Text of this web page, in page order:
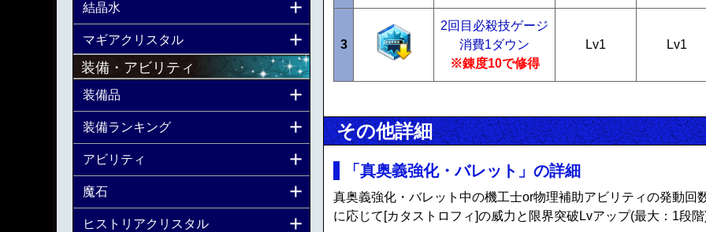
3
2回目必殺技ゲージ
消費1ダウン
※錬度10で修得
Lv1 Lv1
その他詳細
「真奥義強化・バレット」の詳細
真奥義強化・バレット中の機工士or物理補助アビリティの発動回
に応じて[カタストロフィ]の威力と限界突破Lvアップ(最大：1段
結晶水
マギアクリスタル
装備・アビリティ
装備品
装備ランキング
アビリティ
魔石
ヒストリアクリスタル